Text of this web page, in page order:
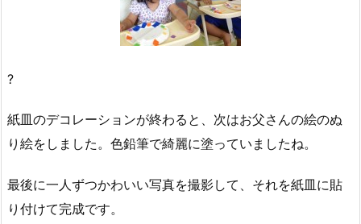
?
紙皿のデコレーションが終わると、次はお父さんの絵のぬ
り絵をしました。色鉛筆で綺麗に塗っていましたね。
最後に一人ずつかわいい写真を撮影して、それを紙皿に貼
り付けて完成です。